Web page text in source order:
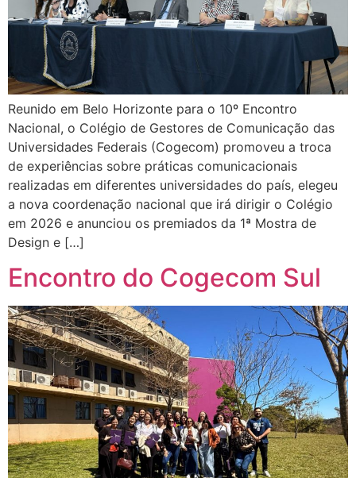
Reunido em Belo Horizonte para o 10º Encontro
Nacional, o Colégio de Gestores de Comunicação das
Universidades Federais (Cogecom) promoveu a troca
de experiências sobre práticas comunicacionais
realizadas em diferentes universidades do país, elegeu
a nova coordenação nacional que irá dirigir o Colégio
em 2026 e anunciou os premiados da 1ª Mostra de
Design e […]
Encontro do Cogecom Sul